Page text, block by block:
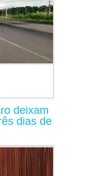
deixam
dias de